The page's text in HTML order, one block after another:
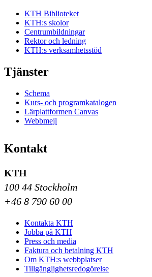
KTH Biblioteket
KTH:s skolor
Centrumbildningar
Rektor och ledning
KTH:s verksamhetsstöd
Tjänster
Schema
Kurs- och programkatalogen
Lärplattformen Canvas
Webbmejl
Kontakt
KTH
100 44 Stockholm
+46 8 790 60 00
Kontakta KTH
Jobba på KTH
Press och media
Faktura och betalning KTH
Om KTH:s webbplatser
Tillgänglighetsredogörelse